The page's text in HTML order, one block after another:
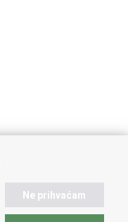
Ne prihvaćam